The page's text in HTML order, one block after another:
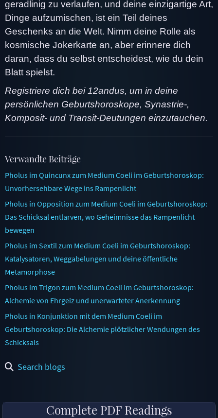
geradlinig zu verlaufen, und deine einzigartige Art,
Dinge aufzumischen, ist ein Teil deines
Geschenks an die Welt. Nimm deine Rolle als
kosmische Jokerkarte an, aber erinnere dich
daran, dass du selbst entscheidest, wie du dein
Blatt spielst.
Registriere dich bei 12andus, um in deine
persönlichen Geburtshoroskope, Synastrie-,
Komposit- und Transit-Deutungen einzutauchen.
Verwandte Beiträge
Pholus im Quincunx zum Medium Coeli im Geburtshoroskop:
Unvorhersehbare Wege ins Rampenlicht
Pholus in Opposition zum Medium Coeli im Geburtshoroskop:
Das Schicksal entlarven, wo Geheimnisse das Rampenlicht
bewegen
Pholus im Sextil zum Medium Coeli im Geburtshoroskop:
Katalysatoren, Weggabelungen und deine öffentliche
Metamorphose
Pholus im Trigon zum Medium Coeli im Geburtshoroskop:
Alchemie von Ehrgeiz und unerwarteter Anerkennung
Pholus in Konjunktion mit dem Medium Coeli im
Geburtshoroskop: Die Alchemie plötzlicher Wendungen des
Schicksals
Search blogs
Complete PDF Readings